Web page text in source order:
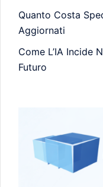
Quanto Costa
Aggiornati
Come L’IA Incide
Futuro